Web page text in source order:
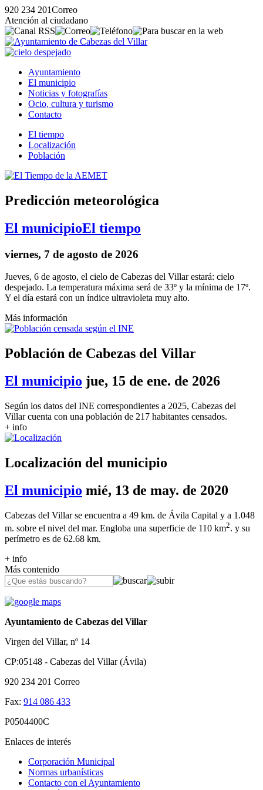
920 234 201Correo
Atención al ciudadano
Ayuntamiento
El municipio
Noticias y fotografías
Ocio, cultura y turismo
Contacto
El tiempo
Localización
Población
Predicción meteorológica
El municipioEl tiempo
viernes, 7 de agosto de 2026
Jueves, 6 de agosto, el cielo de Cabezas del Villar estará: cielo
despejado. La temperatura máxima será de 33º y la mínima de 17º.
Y el día estará con un índice ultravioleta muy alto.
Más información
Población de Cabezas del Villar
El municipio jue, 15 de ene. de 2026
Según los datos del INE correspondientes a 2025, Cabezas del
Villar cuenta con una población de 217 habitantes censados.
+ info
Localización del municipio
El municipio mié, 13 de may. de 2020
Cabezas del Villar se encuentra a 49 km. de Ávila Capital y a 1.048
m. sobre el nivel del mar. Engloba una superficie de 110 km2. y su
perímetro es de 62.68 km.
+ info
Más contenido
Ayuntamiento de Cabezas del Villar
Virgen del Villar, nº 14
CP:05148 - Cabezas del Villar (Ávila)
920 234 201 Correo
Fax: 914 086 433
P0504400C
Enlaces de interés
Corporación Municipal
Normas urbanísticas
Contacto con el Ayuntamiento